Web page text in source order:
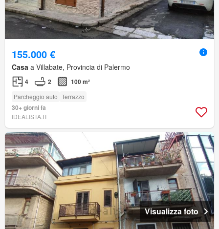
155.000 €
Casa a Villabate, Provincia di Palermo
4 2 100 m²
Parcheggio auto Terrazzo
30+ giorni fa
IDEALISTA.IT
Visualizza foto